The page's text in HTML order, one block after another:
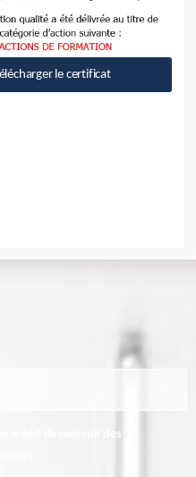
le certificat
le but de recevoir des